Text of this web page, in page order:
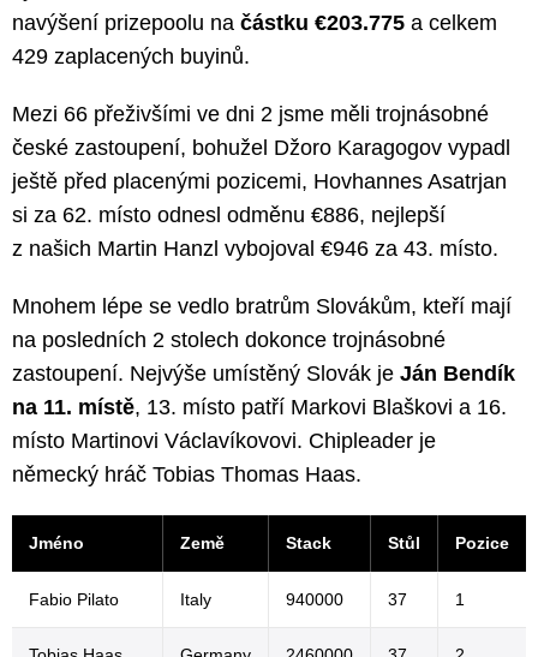
navýšení prizepoolu na částku €203.775 a celkem
429 zaplacených buyinů.
Mezi 66 přeživšími ve dni 2 jsme měli trojnásobné
české zastoupení, bohužel Džoro Karagogov vypadl
ještě před placenými pozicemi, Hovhannes Asatrjan
si za 62. místo odnesl odměnu €886, nejlepší
z našich Martin Hanzl vybojoval €946 za 43. místo.
Mnohem lépe se vedlo bratrům Slovákům, kteří mají
na posledních 2 stolech dokonce trojnásobné
zastoupení. Nejvýše umístěný Slovák je Ján Bendík
na 11. místě, 13. místo patří Markovi Blaškovi a 16.
místo Martinovi Václavíkovovi. Chipleader je
německý hráč Tobias Thomas Haas.
Jméno Země Stack Stůl Pozice
Fabio Pilato Italy 940000 37 1